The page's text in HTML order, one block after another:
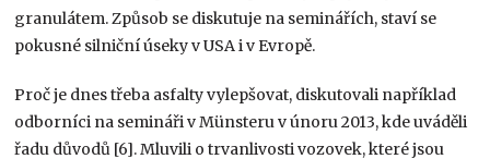
granulátem. Způsob se diskutuje na seminářích, staví se
pokusné silniční úseky v USA i v Evropě.
Proč je dnes třeba asfalty vylepšovat, diskutovali například
odborníci na semináři v Münsteru v únoru 2013, kde uváděli
řadu důvodů [6]. Mluvili o trvanlivosti vozovek, které jsou